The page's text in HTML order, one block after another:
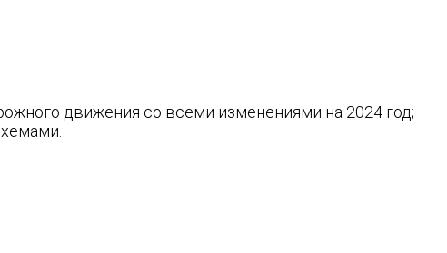
движения со всеми изменениями на 2024 год;